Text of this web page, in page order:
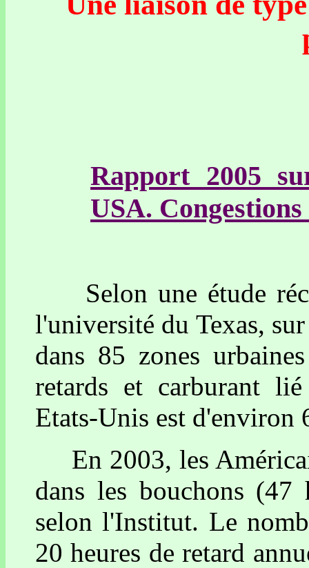
Rapport 2005
USA.
Selon une étude
l'université du Texas,
dans 85 zones
retards et carburant
Etats-Unis est
En 2003, les
dans les bouchons
selon l'Institut. Le
20 heures de retard